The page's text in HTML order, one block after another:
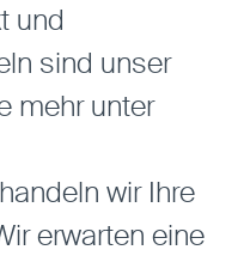
und
sind unser
mehr unter
wir Ihre
erwarten eine